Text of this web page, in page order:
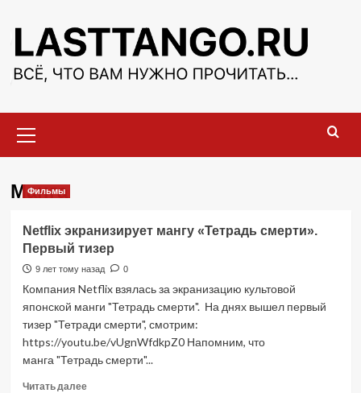
содержимому
меню
Манга
Фильмы
Netflix экранизирует мангу «Тетрадь смерти».
Первый тизер
9 лет тому назад 0
Компания Netflix взялась за экранизацию культовой
японской манги "Тетрадь смерти". На днях вышел первый
тизер "Тетради смерти", смотрим:
https://youtu.be/vUgnWfdkpZ0 Напомним, что
манга "Тетрадь смерти"...
Читать далееПрочитать